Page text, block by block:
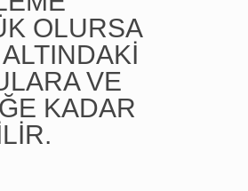
OLURSA
VE
KADAR